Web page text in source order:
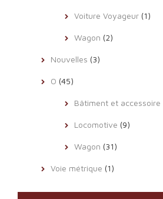
Voiture Voyageur (1)
Wagon (2)
Nouvelles (3)
O (45)
Bâtiment et accessoire
Locomotive (9)
Wagon (31)
Voie métrique (1)